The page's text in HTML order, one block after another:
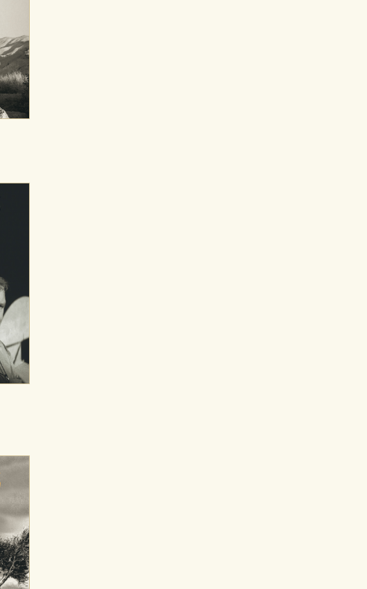
TODO
desde nuestro sistema. Es posible
web dejen de funcionar correctamente.
de nuestro sitio web. Almacenan
La información es agregada y, por lo
publicidad relevante para sus intereses en
identificación única de su navegador y